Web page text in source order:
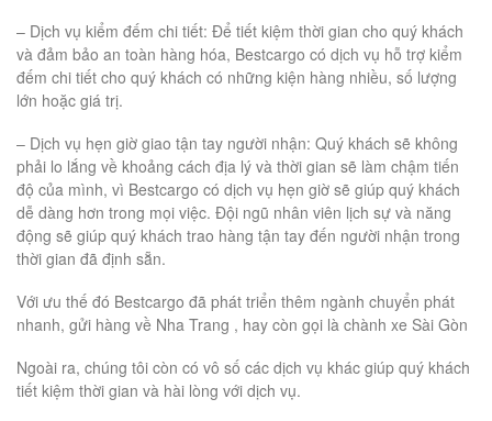
– Dịch vụ kiểm đếm chi tiết: Để tiết kiệm thời gian cho quý khách
và đảm bảo an toàn hàng hóa, Bestcargo có dịch vụ hỗ trợ kiểm
đếm chi tiết cho quý khách có những kiện hàng nhiều, số lượng
lớn hoặc giá trị.
– Dịch vụ hẹn giờ giao tận tay người nhận: Quý khách sẽ không
phải lo lắng về khoảng cách địa lý và thời gian sẽ làm chậm tiến
độ của mình, vì Bestcargo có dịch vụ hẹn giờ sẽ giúp quý khách
dễ dàng hơn trong mọi việc. Đội ngũ nhân viên lịch sự và năng
động sẽ giúp quý khách trao hàng tận tay đến người nhận trong
thời gian đã định sẵn.
Với ưu thế đó Bestcargo đã phát triển thêm ngành chuyển phát
nhanh, gửi hàng về Nha Trang , hay còn gọi là chành xe Sài Gòn
Ngoài ra, chúng tôi còn có vô số các dịch vụ khác giúp quý khách
tiết kiệm thời gian và hài lòng với dịch vụ.